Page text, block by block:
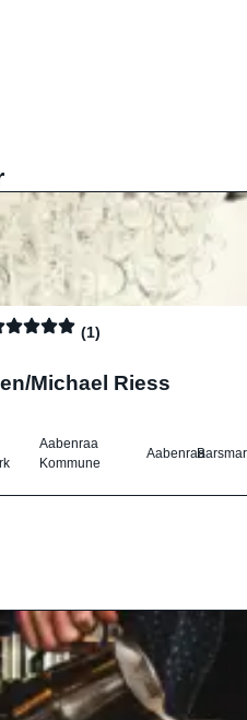
(1)
Michael Riess
Aabenraa
Kommune
Aabenraa